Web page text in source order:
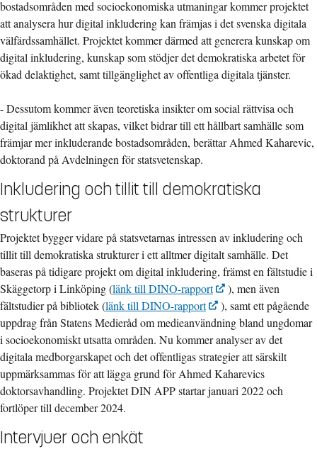
bostadsområden med socioekonomiska utmaningar kommer projektet
att analysera hur digital inkludering kan främjas i det svenska digitala
välfärdssamhället. Projektet kommer därmed att generera kunskap om
digital inkludering, kunskap som stödjer det demokratiska arbetet för
ökad delaktighet, samt tillgänglighet av offentliga digitala tjänster.
- Dessutom kommer även teoretiska insikter om social rättvisa och
digital jämlikhet att skapas, vilket bidrar till ett hållbart samhälle som
främjar mer inkluderande bostadsområden, berättar Ahmed Kaharevic,
doktorand på Avdelningen för statsvetenskap.
Inkludering och tillit till demokratiska
strukturer
Projektet bygger vidare på statsvetarnas intressen av inkludering och
tillit till demokratiska strukturer i ett alltmer digitalt samhälle. Det
baseras på tidigare projekt om digital inkludering, främst en fältstudie i
Skäggetorp i Linköping (länk till DINO-rapport
), men även
fältstudier på bibliotek (länk till DINO-rapport
), samt ett pågående
uppdrag från Statens Medieråd om medieanvändning bland ungdomar
i socioekonomiskt utsatta områden. Nu kommer analyser av det
digitala medborgarskapet och det offentligas strategier att särskilt
uppmärksammas för att lägga grund för Ahmed Kaharevics
doktorsavhandling. Projektet DIN APP startar januari 2022 och
fortlöper till december 2024.
Intervjuer och enkät